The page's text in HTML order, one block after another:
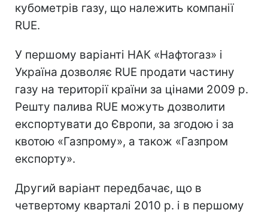
кубометрів газу, що належить компанії
RUE.
У першому варіанті НАК «Нафтогаз» і
Україна дозволяє RUE продати частину
газу на території країни за цінами 2009 р.
Решту палива RUE можуть дозволити
експортувати до Європи, за згодою і за
квотою «Газпрому», а також «Газпром
експорту».
Другий варіант передбачає, що в
четвертому кварталі 2010 р. і в першому